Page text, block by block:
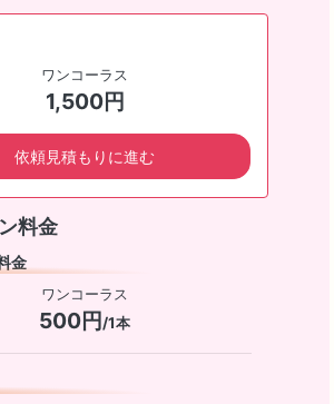
ワンコーラス
1,500円
依頼見積もりに進む
料金
金
ワンコーラス
500円/1本